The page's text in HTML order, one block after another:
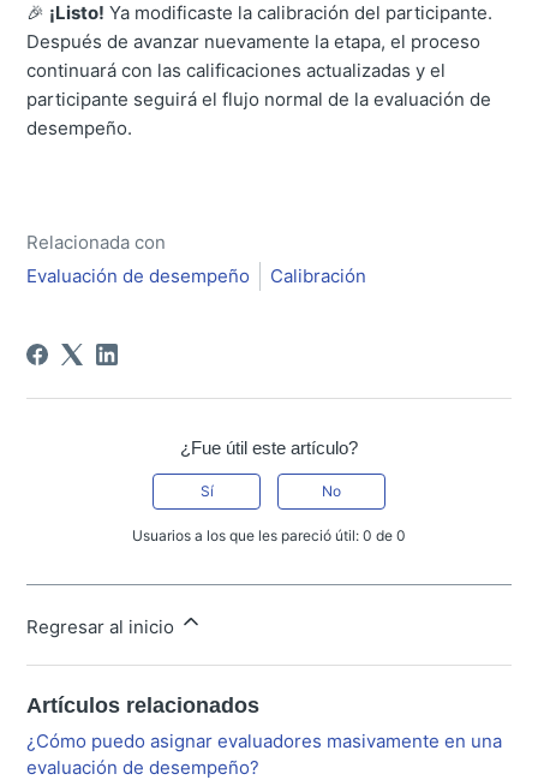
🎉 ¡Listo! Ya modificaste la calibración del participante.
Después de avanzar nuevamente la etapa, el proceso
continuará con las calificaciones actualizadas y el
participante seguirá el flujo normal de la evaluación de
desempeño.
Relacionada con
Evaluación de desempeño
Calibración
¿Fue útil este artículo?
Sí No
Usuarios a los que les pareció útil: 0 de 0
Regresar al inicio
Artículos relacionados
¿Cómo puedo asignar evaluadores masivamente en una
evaluación de desempeño?